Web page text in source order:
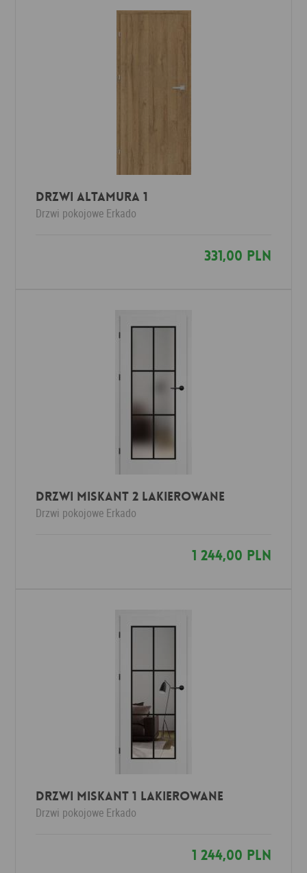
Drzwi ALTAMURA 1
Drzwi pokojowe Erkado
331,00 PLN
DRZWI MISKANT 2 Lakierowane
Drzwi pokojowe Erkado
1 244,00 PLN
DRZWI MISKANT 1 Lakierowane
Drzwi pokojowe Erkado
1 244,00 PLN